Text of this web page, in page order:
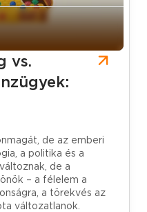
vs.
de az emberi
a politika és a
de a
– a félelem a
a törekvés az
változatlanok.